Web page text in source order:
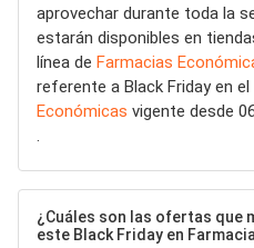
aprovechar durante toda la
estarán disponibles en
línea de Farmacias
referente a Black Friday en el
Económicas vigente desde
.
¿Cuáles son las ofertas que
este Black Friday en